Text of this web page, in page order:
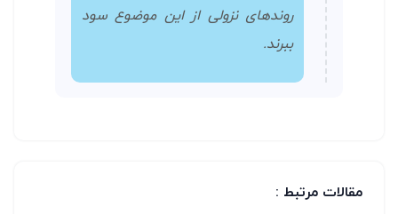
روندهای نزولی از این موضوع سود
ببرند.
مقالات مرتبط :